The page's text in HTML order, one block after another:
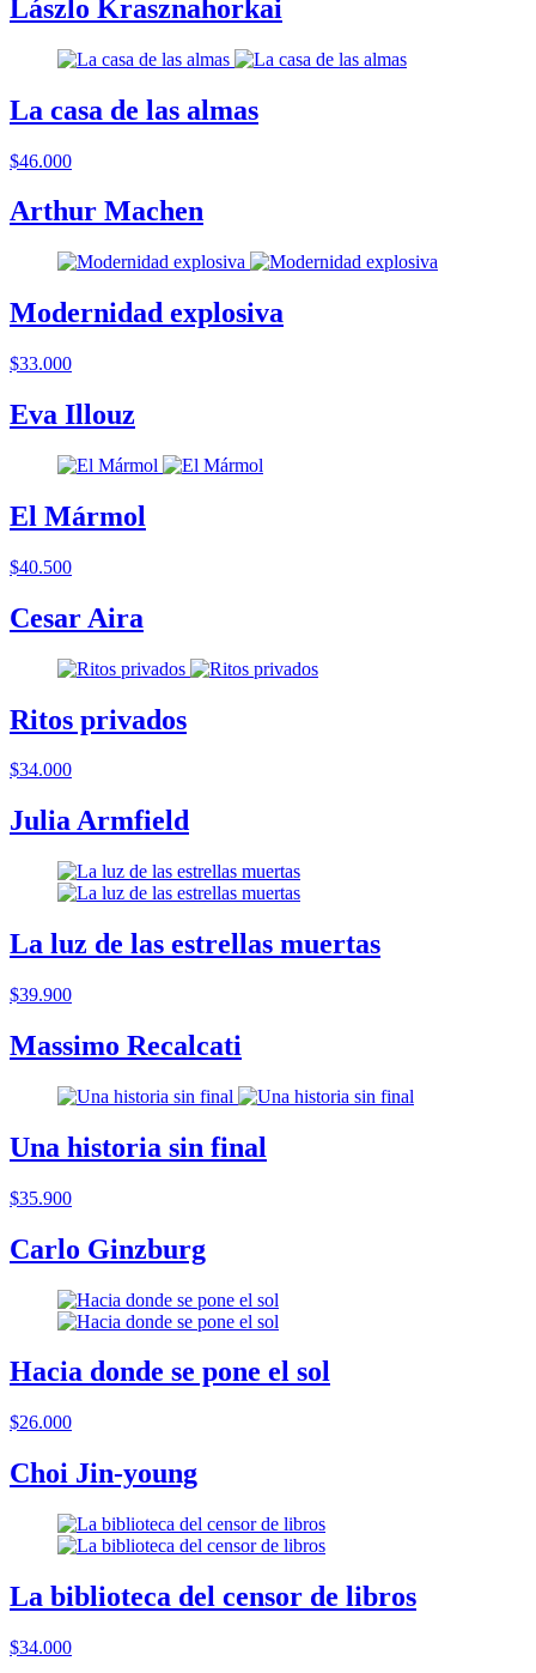
Lászlo Krasznahorkai
La casa de las almas
$46.000
Arthur Machen
Modernidad explosiva
$33.000
Eva Illouz
El Mármol
$40.500
Cesar Aira
Ritos privados
$34.000
Julia Armfield
La luz de las estrellas muertas
$39.900
Massimo Recalcati
Una historia sin final
$35.900
Carlo Ginzburg
Hacia donde se pone el sol
$26.000
Choi Jin-young
La biblioteca del censor de libros
$34.000